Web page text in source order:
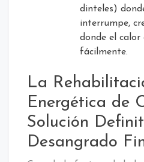
dinteles)
interrumpe,
donde el calor
fácilmente.
La
Energética de
Solución
Desangrado